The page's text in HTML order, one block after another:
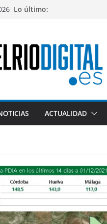
Lo último:
ACTUALIDAD